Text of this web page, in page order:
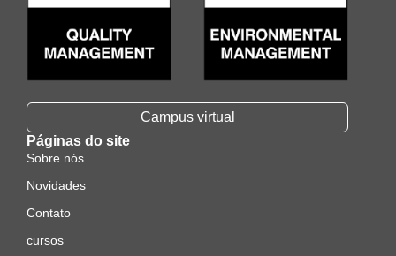
Campus virtual
Páginas do site
Sobre nós
Novidades
Contato
cursos